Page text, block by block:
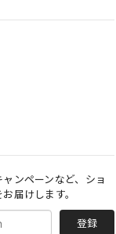
ンペーンなど、ショ
届けします。
登録